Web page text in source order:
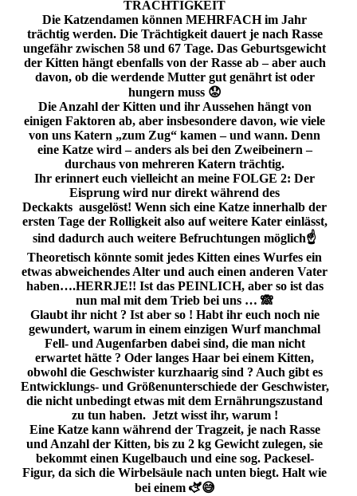
TRÄCHTIGKEIT
Die Katzendamen können MEHRFACH im Jahr
trächtig werden. Die Trächtigkeit dauert je nach Rasse
ungefähr zwischen 58 und 67 Tage. Das Geburtsgewicht
der Kitten hängt ebenfalls von der Rasse ab – aber auch
davon, ob die werdende Mutter gut genährt ist oder
hungern muss 😟
Die Anzahl der Kitten und ihr Aussehen hängt von
einigen Faktoren ab, aber insbesondere davon, wie viele
von uns Katern „zum Zug“ kamen – und wann. Denn
eine Katze wird – anders als bei den Zweibeinern –
durchaus von mehreren Katern trächtig.
Ihr erinnert euch vielleicht an meine FOLGE 2: Der
Eisprung wird nur direkt während des
Deckakts ausgelöst! Wenn sich eine Katze innerhalb der
ersten Tage der Rolligkeit also auf weitere Kater einlässt,
sind dadurch auch weitere Befruchtungen möglich☝️
Theoretisch könnte somit jedes Kitten eines Wurfes ein
etwas abweichendes Alter und auch einen anderen Vater
haben….HERRJE!! Ist das PEINLICH, aber so ist das
nun mal mit dem Trieb bei uns … 🙈
Glaubt ihr nicht ? Ist aber so ! Habt ihr euch noch nie
gewundert, warum in einem einzigen Wurf manchmal
Fell- und Augenfarben dabei sind, die man nicht
erwartet hätte ? Oder langes Haar bei einem Kitten,
obwohl die Geschwister kurzhaarig sind ? Auch gibt es
Entwicklungs- und Größenunterschiede der Geschwister,
die nicht unbedingt etwas mit dem Ernährungszustand
zu tun haben. Jetzt wisst ihr, warum !
Eine Katze kann während der Tragzeit, je nach Rasse
und Anzahl der Kitten, bis zu 2 kg Gewicht zulegen, sie
bekommt einen Kugelbauch und eine sog. Packesel-
Figur, da sich die Wirbelsäule nach unten biegt. Halt wie
bei einem 🫏😅